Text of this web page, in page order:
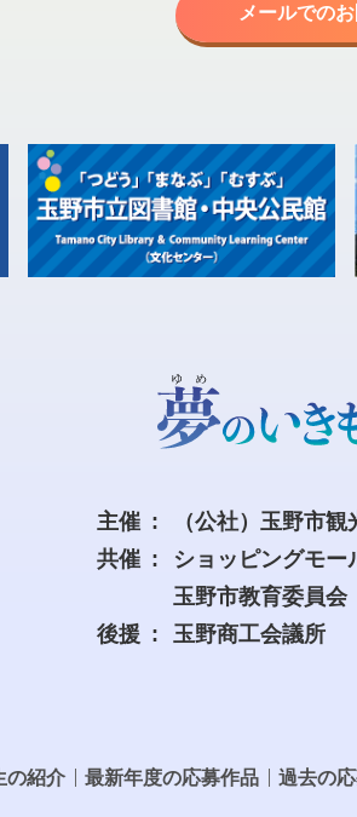
メールでの
主催
（公社）玉野市観
共催
ショッピングモー
玉野市教育委員会
後援
玉野商工会議所
の紹介 最新年度の応募作品 過去の